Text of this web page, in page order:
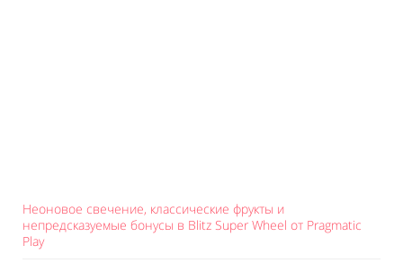
Неоновое свечение, классические фрукты и
непредсказуемые бонусы в Blitz Super Wheel от Pragmatic
Play